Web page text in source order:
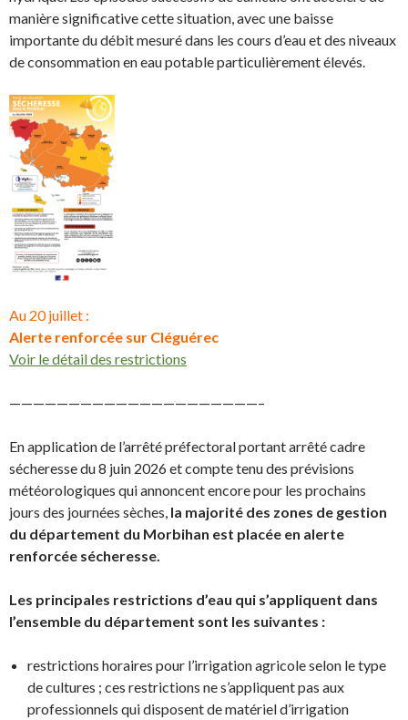
manière significative cette situation, avec une baisse
importante du débit mesuré dans les cours d’eau et des niveaux
de consommation en eau potable particulièrement élevés.
Au 20 juillet :
Alerte renforcée sur Cléguérec
Voir le détail des restrictions
—————————————————————–
En application de l’arrêté préfectoral portant arrêté cadre
sécheresse du 8 juin 2026 et compte tenu des prévisions
météorologiques qui annoncent encore pour les prochains
jours des journées sèches, la majorité des zones de gestion
du département du Morbihan est placée en alerte
renforcée sécheresse.
Les principales restrictions d’eau qui s’appliquent dans
l’ensemble du département sont les suivantes :
restrictions horaires pour l’irrigation agricole selon le type
de cultures ; ces restrictions ne s’appliquent pas aux
professionnels qui disposent de matériel d’irrigation